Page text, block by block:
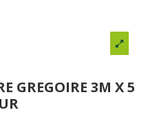
GREGOIRE 3M X 5